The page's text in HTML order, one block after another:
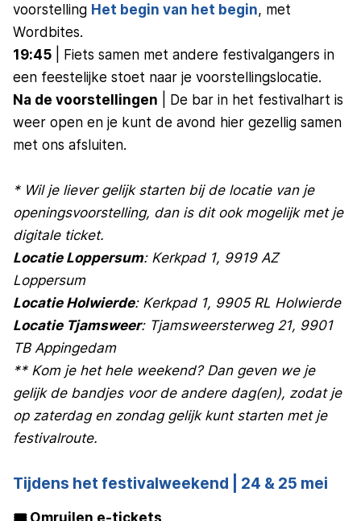
voorstelling Het begin van het begin, met
Wordbites.
19:45 | Fiets samen met andere festivalgangers in
een feestelijke stoet naar je voorstellingslocatie.
Na de voorstellingen | De bar in het festivalhart is
weer open en je kunt de avond hier gezellig samen
met ons afsluiten.
* Wil je liever gelijk starten bij de locatie van je
openingsvoorstelling, dan is dit ook mogelijk met je
digitale ticket.
Locatie Loppersum: Kerkpad 1, 9919 AZ
Loppersum
Locatie Holwierde: Kerkpad 1, 9905 RL Holwierde
Locatie Tjamsweer: Tjamsweersterweg 21, 9901
TB Appingedam
** Kom je het hele weekend? Dan geven we je
gelijk de bandjes voor de andere dag(en), zodat je
op zaterdag en zondag gelijk kunt starten met je
festivalroute.
Tijdens het festivalweekend | 24 & 25 mei
🎟️ Omruilen e-tickets